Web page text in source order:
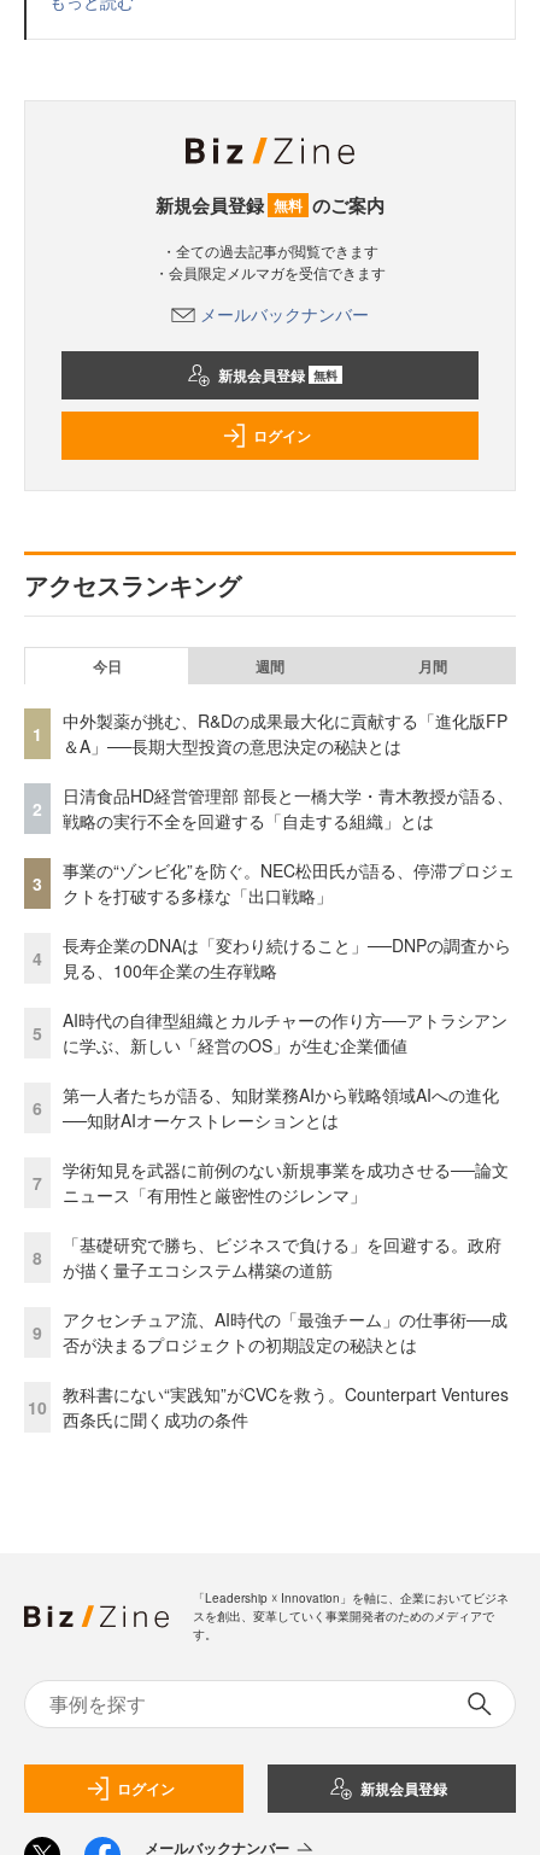
新規会員登録 無料 のご案内
・全ての過去記事が閲覧できます
・会員限定メルマガを受信できます
メールバックナンバー
新規会員登録 無料
ログイン
アクセスランキング
今日 週間 月間
1
中外製薬が挑む、R&Dの成果最大化に貢献する「進化版FP
＆A」──長期大型投資の意思決定の秘訣とは
2
日清食品HD経営管理部 部長と一橋大学・青木教授が語る、
戦略の実行不全を回避する「自走する組織」とは
3
事業の“ゾンビ化”を防ぐ。NEC松田氏が語る、停滞プロジェ
クトを打破する多様な「出口戦略」
4
長寿企業のDNAは「変わり続けること」──DNPの調査から
見る、100年企業の生存戦略
5
AI時代の自律型組織とカルチャーの作り方──アトラシアン
に学ぶ、新しい「経営のOS」が生む企業価値
6
第一人者たちが語る、知財業務AIから戦略領域AIへの進化
──知財AIオーケストレーションとは
7
学術知見を武器に前例のない新規事業を成功させる──論文
ニュース「有用性と厳密性のジレンマ」
8
「基礎研究で勝ち、ビジネスで負ける」を回避する。政府
が描く量子エコシステム構築の道筋
9
アクセンチュア流、AI時代の「最強チーム」の仕事術──成
否が決まるプロジェクトの初期設定の秘訣とは
10
教科書にない“実践知”がCVCを救う。Counterpart Ventures
西条氏に聞く成功の条件
「Leadership ☓ Innovation」を軸に、企業においてビジネ
スを創出、変革していく事業開発者のためのメディアで
す。
ログイン 新規会員登録
メールバックナンバー